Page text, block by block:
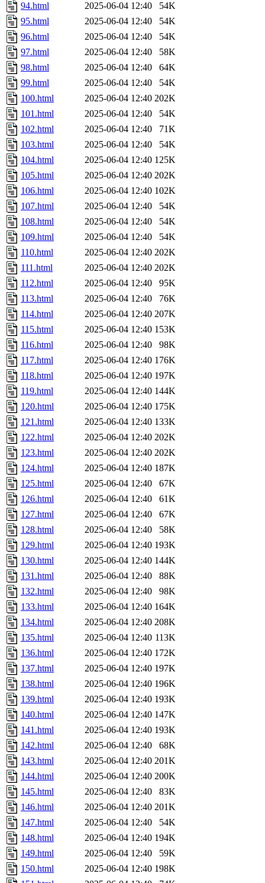
94.html
2025-06-04 12:40
54K
95.html
2025-06-04 12:40
54K
96.html
2025-06-04 12:40
54K
97.html
2025-06-04 12:40
58K
98.html
2025-06-04 12:40
64K
99.html
2025-06-04 12:40
54K
100.html
2025-06-04 12:40 202K
101.html
2025-06-04 12:40
54K
102.html
2025-06-04 12:40
71K
103.html
2025-06-04 12:40
54K
104.html
2025-06-04 12:40 125K
105.html
2025-06-04 12:40 202K
106.html
2025-06-04 12:40 102K
107.html
2025-06-04 12:40
54K
108.html
2025-06-04 12:40
54K
109.html
2025-06-04 12:40
54K
110.html
2025-06-04 12:40 202K
111.html
2025-06-04 12:40 202K
112.html
2025-06-04 12:40
95K
113.html
2025-06-04 12:40
76K
114.html
2025-06-04 12:40 207K
115.html
2025-06-04 12:40 153K
116.html
2025-06-04 12:40
98K
117.html
2025-06-04 12:40 176K
118.html
2025-06-04 12:40 197K
119.html
2025-06-04 12:40 144K
120.html
2025-06-04 12:40 175K
121.html
2025-06-04 12:40 133K
122.html
2025-06-04 12:40 202K
123.html
2025-06-04 12:40 202K
124.html
2025-06-04 12:40 187K
125.html
2025-06-04 12:40
67K
126.html
2025-06-04 12:40
61K
127.html
2025-06-04 12:40
67K
128.html
2025-06-04 12:40
58K
129.html
2025-06-04 12:40 193K
130.html
2025-06-04 12:40 144K
131.html
2025-06-04 12:40
88K
132.html
2025-06-04 12:40
98K
133.html
2025-06-04 12:40 164K
134.html
2025-06-04 12:40 208K
135.html
2025-06-04 12:40 113K
136.html
2025-06-04 12:40 172K
137.html
2025-06-04 12:40 197K
138.html
2025-06-04 12:40 196K
139.html
2025-06-04 12:40 193K
140.html
2025-06-04 12:40 147K
141.html
2025-06-04 12:40 193K
142.html
2025-06-04 12:40
68K
143.html
2025-06-04 12:40 201K
144.html
2025-06-04 12:40 200K
145.html
2025-06-04 12:40
83K
146.html
2025-06-04 12:40 201K
147.html
2025-06-04 12:40
54K
148.html
2025-06-04 12:40 194K
149.html
2025-06-04 12:40
59K
150.html
2025-06-04 12:40 198K